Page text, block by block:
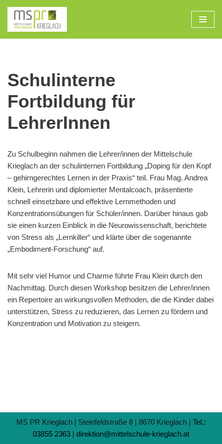
Zum
Inhalt
Schulinterne
Fortbildung für
LehrerInnen
Zu Schulbeginn nahmen die Lehrer/innen der Mittelschule
Krieglach an der schulinternen Fortbildung „Doping für den Kopf
– gehirngerechtes Lernen in der Praxis“ teil. Frau Mag. Andrea
Klein, Lehrerin und diplomierter Mentalcoach, präsentierte
schnell einsetzbare und effektive Lernmethoden und
Konzentrationsübungen für Schüler/innen. Darüber hinaus gab
sie einen kurzen Einblick in die Neurowissenschaft, berichtete
von Stress als „Lernkiller“ und klärte über die sogenannte
„Embodiment-Forschung“ auf.
Mit sehr viel Humor und Charme führte Frau Klein durch den
Nachmittag. Durch diesen Workshop besitzen die Lehrer/innen
ein Repertoire an wirkungsvollen Methoden, die die Kinder dabei
unterstützen, Stress zu reduzieren, das Lernen zu fördern und
Konzentration und Motivation zu steigern.
MS PR Krieglach | Steinfeldstraße 8 | 8670 Krieglach | Tel.:
03855 2363 | direktion@mittelschule-krieglach.at